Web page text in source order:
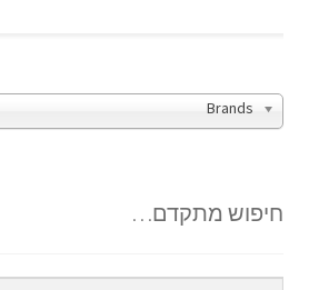
Brands
חיפוש מתקדם…